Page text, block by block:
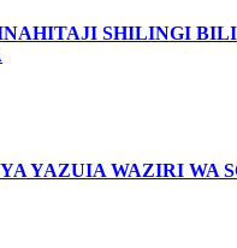
SHILINGI
YAZUIA WAZIRI WA